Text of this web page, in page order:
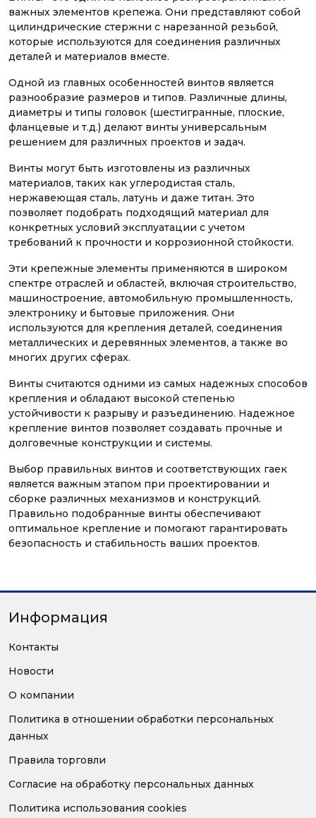
важных элементов крепежа. Они представляют собой
цилиндрические стержни с нарезанной резьбой,
которые используются для соединения различных
деталей и материалов вместе.
Одной из главных особенностей винтов является
разнообразие размеров и типов. Различные длины,
диаметры и типы головок (шестигранные, плоские,
фланцевые и т.д.) делают винты универсальным
решением для различных проектов и задач.
Винты могут быть изготовлены из различных
материалов, таких как углеродистая сталь,
нержавеющая сталь, латунь и даже титан. Это
позволяет подобрать подходящий материал для
конкретных условий эксплуатации с учетом
требований к прочности и коррозионной стойкости.
Эти крепежные элементы применяются в широком
спектре отраслей и областей, включая строительство,
машиностроение, автомобильную промышленность,
электронику и бытовые приложения. Они
используются для крепления деталей, соединения
металлических и деревянных элементов, а также во
многих других сферах.
Винты считаются одними из самых надежных способов
крепления и обладают высокой степенью
устойчивости к разрыву и разъединению. Надежное
крепление винтов позволяет создавать прочные и
долговечные конструкции и системы.
Выбор правильных винтов и соответствующих гаек
является важным этапом при проектировании и
сборке различных механизмов и конструкций.
Правильно подобранные винты обеспечивают
оптимальное крепление и помогают гарантировать
безопасность и стабильность ваших проектов.
Информация
Контакты
Новости
О компании
Политика в отношении обработки персональных
данных
Правила торговли
Согласие на обработку персональных данных
Политика использования cookies